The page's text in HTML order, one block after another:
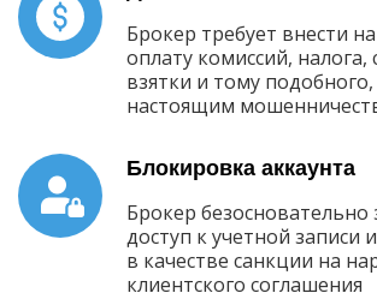
Брокер требует внести на
оплату комиссий, налога,
взятки и тому подобного,
настоящим
Блокировка аккаунта
Брокер безосновательно
доступ к учетной записи
в качестве санкции на
клиентского соглашения